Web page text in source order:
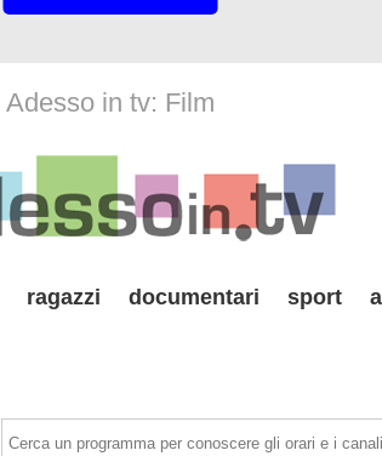
Adesso in tv: Film
ragazzi documentari sport